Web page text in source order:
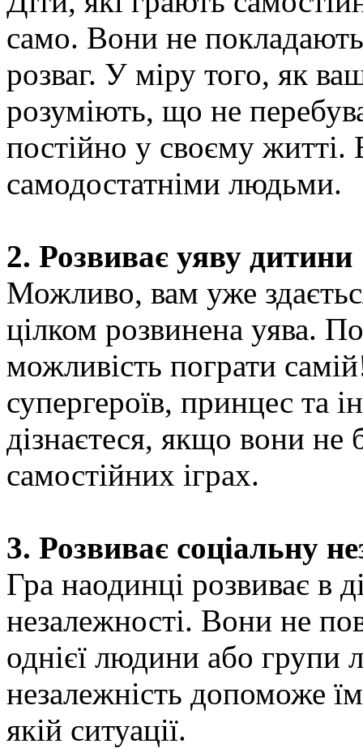
само. Вони не
розваг. У міру того, як
розуміють, що не
постійно у своєму
самодостатніми людьми.
2. Розвиває уяву дитини
Можливо, вам уже
цілком розвинена уява.
можливість пограти
супергероїв, принцес та
дізнаєтеся, якщо вони не
самостійних іграх.
3. Розвиває соціальну
Гра наодинці розвиває в
незалежності. Вони не
однієї людини або групи
незалежність допоможе
якій ситуації.